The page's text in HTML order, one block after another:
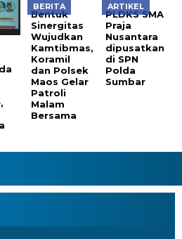
BERITA
Bentuk
Sinergitas
Wujudkan
Kamtibmas,
Koramil
dan Polsek
Maos Gelar
Patroli
Malam
Bersama
ARTIKEL
PLDKS SMA
Praja
Nusantara
dipusatkan
di SPN
Polda
Sumbar